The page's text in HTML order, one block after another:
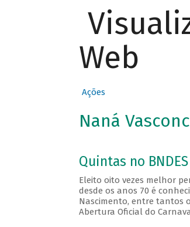
Web
Ações
Naná
Quintas no
Eleito oito vezes melhor
desde os anos 70 é
Nascimento, entre tantos
Abertura Oficial do